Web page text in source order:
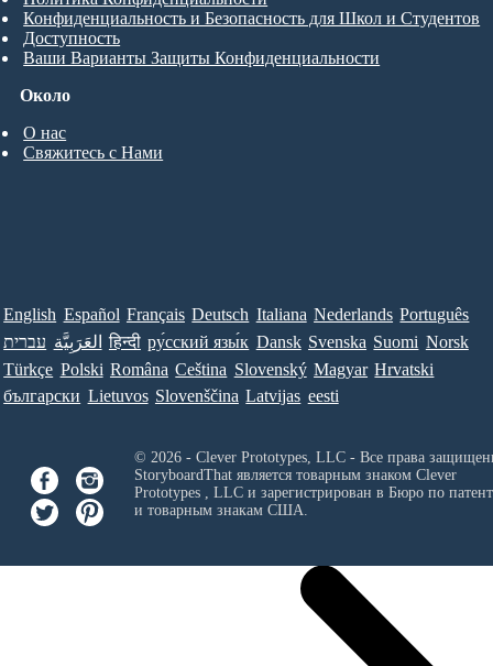
Около
О нас
Свяжитесь с Нами
Конфиденциальность и Безопасность для Школ и Студентов
Доступность
Ваши Варианты Защиты Конфиденциальности
English Español Français Deutsch Italiana Nederlands Português
עברית العَرَبِيَّة हिन्दी ру́сский язы́к Dansk Svenska Suomi Norsk
Türkçe Polski Româna Ceština Slovenský Magyar Hrvatski
български Lietuvos Slovenščina Latvijas eesti
© 2026 - Clever Prototypes, LLC - Все права
StoryboardThat является товарным знаком Clever
Prototypes , LLCи зарегистрирован в Бюро по
и товарным знакам США.